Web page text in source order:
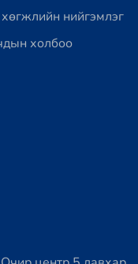
нийгэмлэг
холбоо